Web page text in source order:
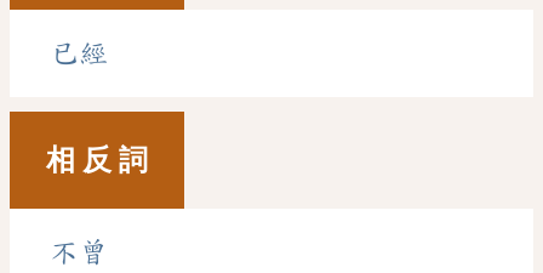
已經
相 反 詞
不曾